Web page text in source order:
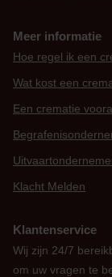
Meer informatie
Hoe regel ik een
Wat kost een
Een crematie
Klacht Melden
Klantenservice
Wij zijn 24/7
om uw vragen te